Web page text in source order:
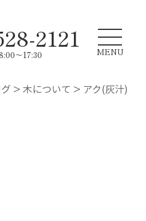
2121
～17:30 MENU
> 木について > アク(灰汁)